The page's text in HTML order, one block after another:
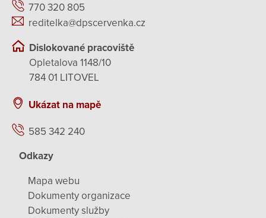
770 320 805
reditelka@dpscervenka.cz
Dislokované pracoviště
Opletalova 1148/10
784 01 LITOVEL
Ukázat na mapě
585 342 240
Odkazy
Mapa webu
Dokumenty organizace
Dokumenty služby